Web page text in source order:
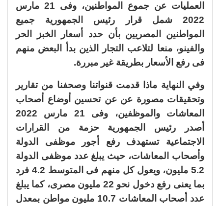
العمليات عن جموع المواطنين، وفى 21 مارس
2022 شمل قرار رئيس الجمهورية جميع
المواطنين المصريين بأن حدد أسعار الخبز الحر
والفينو، منعا لتلاعب التجار الذين بدأ البعض منهم
فى رفع الأسعار بطريقة غير مبررة.
وفي النهاية ماذا قدمت قنواتنا وصحفنا من تقارير
وتحقيقات مصورة عن عن تحسين أوضاع أصحاب
المعاشات والموظفين، وفى 21 مارس 2022
أصدر رئيس الجمهورية حزمة من القرارات
الاجتماعية تستهدف رفع أجور موظفى الدولة
وأصحاب المعاشات، حيث يبلغ عدد موظفى الدولة
5.2 مليون، ويعول كل منهم فى المتوسط 4.2 فرد
بما يعنى رفع دخول نحو 22 مليون مصرى، كما يبلغ
عدد أصحاب المعاشات 10.7 مليون مواطن بمعدل